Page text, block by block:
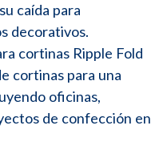
caída para
decorativos.
cortinas Ripple Fold
cortinas para una
oficinas,
de confección en